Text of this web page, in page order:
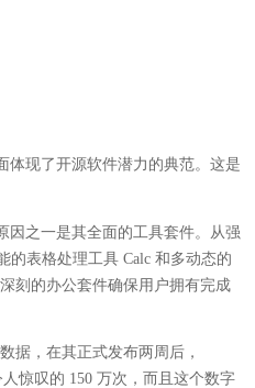
体现了开源软件潜力的典范。这是
因之一是其全面的工具套件。从强
的表格处理工具 Calc 和多动态的
刻的办公套件确保用户拥有完成
据，在其正式发布两周后，
惊叹的 150 万次，而且这个数字